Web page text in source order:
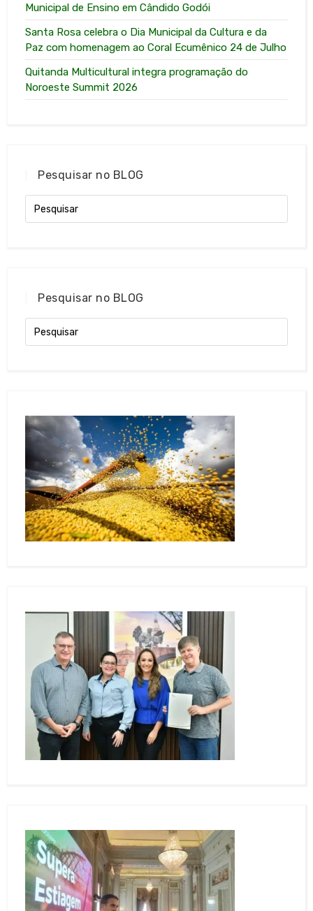
Municipal de Ensino em Cândido Godói
Santa Rosa celebra o Dia Municipal da Cultura e da
Paz com homenagem ao Coral Ecumênico 24 de Julho
Quitanda Multicultural integra programação do
Noroeste Summit 2026
Pesquisar no BLOG
Pesquisar no BLOG